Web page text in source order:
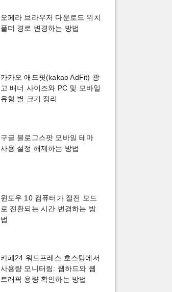
오페라 브라우저 다운로드 위치
폴더 경로 변경하는 방법
카카오 애드핏(kakao AdFit) 광
고 배너 사이즈와 PC 및 모바일
유형 별 크기 정리
구글 블로그스팟 모바일 테마
사용 설정 해제하는 방법
윈도우 10 컴퓨터가 절전 모드
로 전환되는 시간 변경하는 방
법
카페24 워드프레스 호스팅에서
사용량 모니터링: 웹하드와 웹
트래픽 용량 확인하는 방법